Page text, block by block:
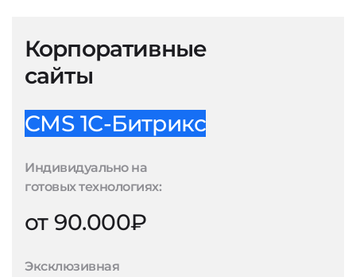
Корпоративные
сайты
CMS 1С-Битрикс
Индивидуально на
готовых технологиях:
от 90.000₽
Эксклюзивная